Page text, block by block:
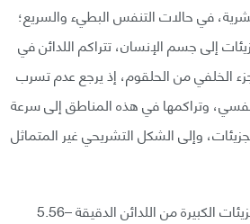
في حالات التنفس البطيء والسريع؛
إلى جسم الإنسان، تتراكم اللدائن في
الخلفي من الحلقوم، إذ يرجع عدم تسرب
وتراكمها في هذه المناطق إلى سرعة
وإلى الشكل التشريحي غير المتماثل
ومما لاحظوه أيضًا، أن الجزيئات الكبيرة من اللدائن الدقيقة –5.56